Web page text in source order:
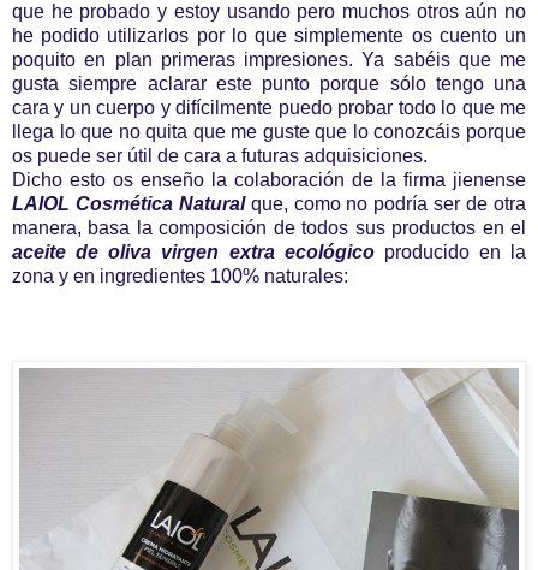
que he probado y estoy usando pero muchos otros aún no
he podido utilizarlos por lo que simplemente os cuento un
poquito en plan primeras impresiones. Ya sabéis que me
gusta siempre aclarar este punto porque sólo tengo una
cara y un cuerpo y difícilmente puedo probar todo lo que me
llega lo que no quita que me guste que lo conozcáis porque
os puede ser útil de cara a futuras adquisiciones.
Dicho esto os enseño la colaboración de la firma jienense
LAIOL Cosmética Naturalque, como no podría ser de otra
manera, basa la composición de todos sus productos en el
aceite de oliva virgen extra ecológicoproducido en la
zona y en ingredientes 100% naturales: